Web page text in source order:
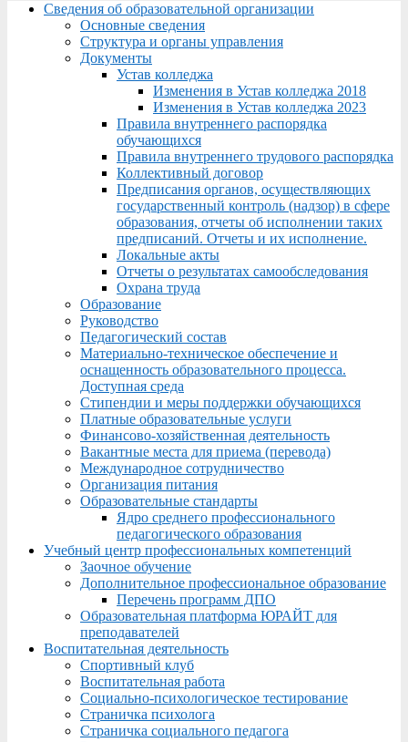
Menu
Сведения об образовательной организации
Основные сведения
Структура и органы управления
Документы
Устав колледжа
Изменения в Устав колледжа 2018
Изменения в Устав колледжа 2023
Правила внутреннего распорядка
обучающихся
Правила внутреннего трудового распорядка
Коллективный договор
Предписания органов, осуществляющих
государственный контроль (надзор) в сфере
образования, отчеты об исполнении таких
предписаний. Отчеты и их исполнение.
Локальные акты
Отчеты о результатах самообследования
Охрана труда
Образование
Руководство
Педагогический состав
Материально-техническое обеспечение и
оснащенность образовательного процесса.
Доступная среда
Стипендии и меры поддержки обучающихся
Платные образовательные услуги
Финансово-хозяйственная деятельность
Вакантные места для приема (перевода)
Международное сотрудничество
Организация питания
Образовательные стандарты
Ядро среднего профессионального
педагогического образования
Учебный центр профессиональных компетенций
Заочное обучение
Дополнительное профессиональное образование
Перечень программ ДПО
Образовательная платформа ЮРАЙТ для
преподавателей
Воспитательная деятельность
Спортивный клуб
Воспитательная работа
Социально-психологическое тестирование
Страничка психолога
Страничка социального педагога